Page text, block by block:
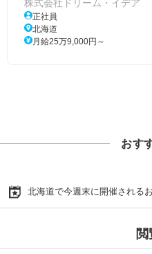
株式会社ドリーム・イデア
正社員
北海道
月給25万9,000円～
おす
北海道で今週末に開催される
閲